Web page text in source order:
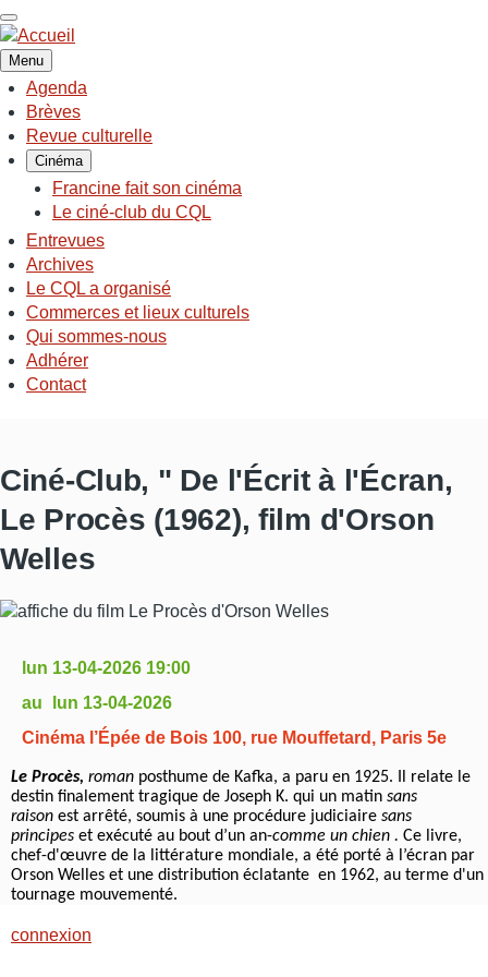
Aller
au
contenu
principal
Menu
NAVIGATION
PRINCIPALE
Agenda
Brèves
Revue culturelle
Cinéma
Francine fait son cinéma
Le ciné-club du CQL
Entrevues
Archives
Le CQL a organisé
Commerces et lieux culturels
Qui sommes-nous
Adhérer
Contact
Ciné-Club, " De l'Écrit à l'Écran,
Le Procès (1962), film d'Orson
Welles
lun 13-04-2026 19:00
lun 13-04-2026
Cinéma l’Épée de Bois 100, rue Mouffetard, Paris 5e
Le Procès, roman posthume de Kafka, a paru en 1925. Il relate le
destin finalement tragique de Joseph K. qui un matin sans
raison est arrêté, soumis à une procédure judiciaire sans
principes et exécuté au bout d’un an-comme un chien . Ce livre,
chef-d'œuvre de la littérature mondiale, a été porté à l’écran par
Orson Welles et une distribution éclatante en 1962, au terme d'un
tournage mouvementé.
connexion